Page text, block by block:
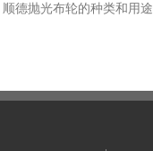
德抛光布轮的种类和用